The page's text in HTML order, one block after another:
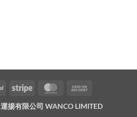
PayPal Stripe MasterCard
Delivery
運揚有限公司 WANCO LIMITED